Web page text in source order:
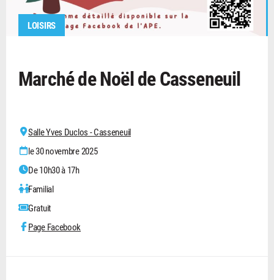
LOISIRS
Marché de Noël de Casseneuil
Salle Yves Duclos - Casseneuil
le 30 novembre 2025
De 10h30 à 17h
Familial
Gratuit
Page Facebook